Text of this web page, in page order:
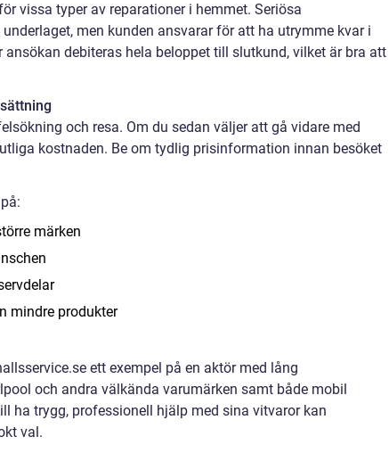
vissa typer av reparationer i hemmet. Seriösa
men kunden ansvarar för att ha utrymme kvar i
ansökan debiteras hela beloppet till slutkund, vilket är bra att
och resa. Om du sedan väljer att gå vidare med
kostnaden. Be om tydlig prisinformation innan besöket
märken
mindre produkter
ett exempel på en aktör med lång
och andra välkända varumärken samt både mobil
ha trygg, professionell hjälp med sina vitvaror kan
val.